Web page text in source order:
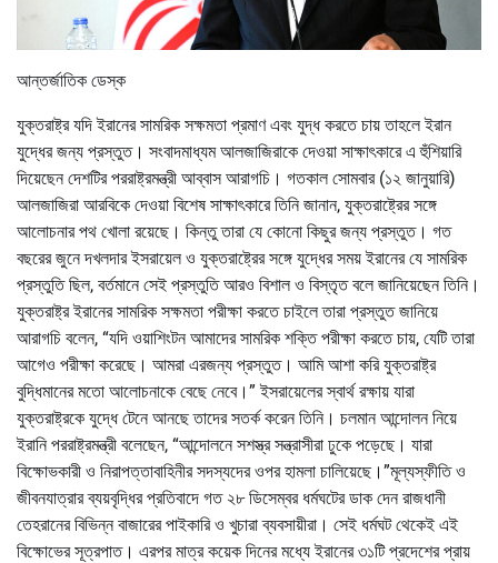
আন্তর্জাতিক ডেস্ক
যুক্তরাষ্ট্র যদি ইরানের সামরিক সক্ষমতা প্রমাণ এবং যুদ্ধ করতে চায় তাহলে ইরান
যুদ্ধের জন্য প্রস্তুত। সংবাদমাধ্যম আলজাজিরাকে দেওয়া সাক্ষাৎকারে এ হুঁশিয়ারি
দিয়েছেন দেশটির পররাষ্ট্রমন্ত্রী আব্বাস আরাগচি। গতকাল সোমবার (১২ জানুয়ারি)
আলজাজিরা আরবিকে দেওয়া বিশেষ সাক্ষাৎকারে তিনি জানান, যুক্তরাষ্ট্রের সঙ্গে
আলোচনার পথ খোলা রয়েছে। কিন্তু তারা যে কোনো কিছুর জন্য প্রস্তুত। গত
বছরের জুনে দখলদার ইসরায়েল ও যুক্তরাষ্ট্রের সঙ্গে যুদ্ধের সময় ইরানের যে সামরিক
প্রস্তুতি ছিল, বর্তমানে সেই প্রস্তুতি আরও বিশাল ও বিস্তৃত বলে জানিয়েছেন তিনি।
যুক্তরাষ্ট্র ইরানের সামরিক সক্ষমতা পরীক্ষা করতে চাইলে তারা প্রস্তুত জানিয়ে
আরাগচি বলেন, “যদি ওয়াশিংটন আমাদের সামরিক শক্তি পরীক্ষা করতে চায়, যেটি তারা
আগেও পরীক্ষা করেছে। আমরা এরজন্য প্রস্তুত। আমি আশা করি যুক্তরাষ্ট্র
বুদ্ধিমানের মতো আলোচনাকে বেছে নেবে।” ইসরায়েলের স্বার্থ রক্ষায় যারা
যুক্তরাষ্ট্রকে যুদ্ধে টেনে আনছে তাদের সতর্ক করেন তিনি। চলমান আন্দোলন নিয়ে
ইরানি পররাষ্ট্রমন্ত্রী বলেছেন, “আন্দোলনে সশস্ত্র সন্ত্রাসীরা ঢুকে পড়েছে। যারা
বিক্ষোভকারী ও নিরাপত্তাবাহিনীর সদস্যদের ওপর হামলা চালিয়েছে।”মূল্যস্ফীতি ও
জীবনযাত্রার ব্যয়বৃদ্ধির প্রতিবাদে গত ২৮ ডিসেম্বর ধর্মঘটের ডাক দেন রাজধানী
তেহরানের বিভিন্ন বাজারের পাইকারি ও খুচারা ব্যবসায়ীরা। সেই ধর্মঘট থেকেই এই
বিক্ষোভের সূত্রপাত। এরপর মাত্র কয়েক দিনের মধ্যে ইরানের ৩১টি প্রদেশের প্রায়